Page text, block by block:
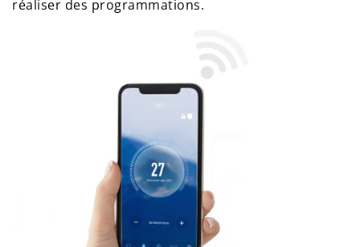
réaliser des programmations.